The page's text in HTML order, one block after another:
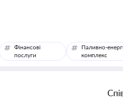
Фінансові
послуги
Паливно-
комплекс